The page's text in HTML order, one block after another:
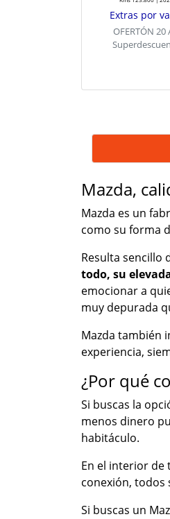
Extras por
OFERTÓN 20
Mazda,
Mazda es un
como su forma
Resulta sencillo
todo, su
emocionar a
muy depurada
Mazda también
experiencia,
¿Por qué
Si buscas la
menos dinero
habitáculo.
En el interior de
conexión, todos
Si buscas un